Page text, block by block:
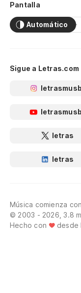
Pantalla
Automático
Sigue a Letras.com
letras
letras
Música comienza
© 2003 - 2026, 3.8
Hecho con
desde